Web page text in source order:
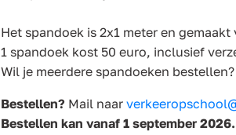
Het spandoek is 2x1 meter en
1 spandoek kost 50 euro, inclusief
Wil je meerdere spandoeken
Bestellen? Mail naar
Bestellen kan vanaf 1 september 2026.